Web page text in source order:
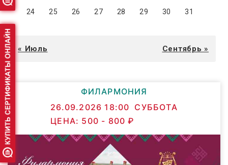
24 25 26 27 28 29 30 31
« Июль Сентябрь »
ФИЛАРМОНИЯ
26.09.2026 18:00 СУББОТА
ЦЕНА: 500 - 800 ₽